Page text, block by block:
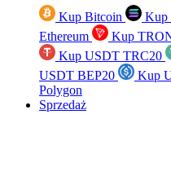
Kup Bitcoin Kup
Ethereum
Kup
Kup USDT TRC20
USDT BEP20
Kup
Polygon
Sprzedaż